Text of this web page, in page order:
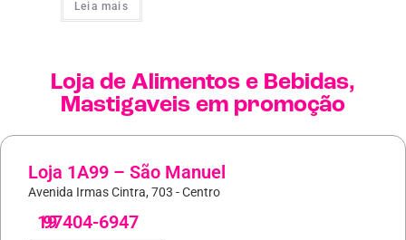
Leia mais
Loja de Alimentos e Bebidas,
Mastigaveis em promoção
Loja 1A99 – São Manuel
Avenida Irmas Cintra, 703 - Centro
19
97404-6947